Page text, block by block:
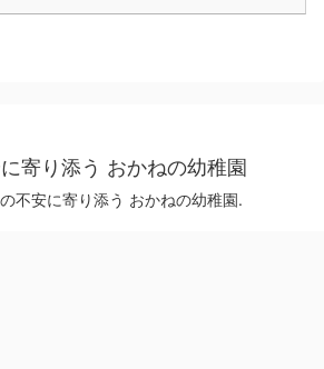
寄り添う おかねの幼稚園
不安に寄り添う おかねの幼稚園.